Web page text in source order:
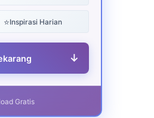
⭐Inspirasi Harian
↓
Gratis